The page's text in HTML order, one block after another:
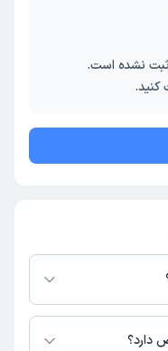
نشده است.
کنید.
و نوبت‌دهی باز در پلتفرم
نوبت اقدام کنید. دردارد؟